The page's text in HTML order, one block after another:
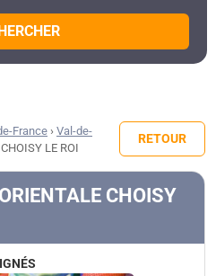
France › Val-de-
LE ROI
RETOUR
CHOISY